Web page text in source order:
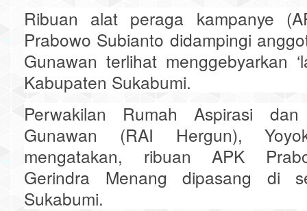
Ribuan alat peraga kampanye
Prabowo Subianto didampingi
Gunawan terlihat menggebyarkan
Kabupaten Sukabumi.
Perwakilan Rumah Aspirasi
Gunawan (RAI Hergun),
mengatakan, ribuan APK
Gerindra Menang dipasang di
Sukabumi.